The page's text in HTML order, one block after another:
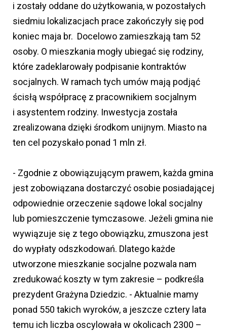
i zostały oddane do użytkowania, w pozostałych
siedmiu lokalizacjach prace zakończyły się pod
koniec maja br. Docelowo zamieszkają tam 52
osoby. O mieszkania mogły ubiegać się rodziny,
które zadeklarowały podpisanie kontraktów
socjalnych. W ramach tych umów mają podjąć
ścisłą współpracę z pracownikiem socjalnym
i asystentem rodziny. Inwestycja została
zrealizowana dzięki środkom unijnym. Miasto na
ten cel pozyskało ponad 1 mln zł.
- Zgodnie z obowiązującym prawem, każda gmina
jest zobowiązana dostarczyć osobie posiadającej
odpowiednie orzeczenie sądowe lokal socjalny
lub pomieszczenie tymczasowe. Jeżeli gmina nie
wywiązuje się z tego obowiązku, zmuszona jest
do wypłaty odszkodowań. Dlatego każde
utworzone mieszkanie socjalne pozwala nam
zredukować koszty w tym zakresie – podkreśla
prezydent Grażyna Dziedzic. - Aktualnie mamy
ponad 550 takich wyroków, a jeszcze cztery lata
temu ich liczba oscylowała w okolicach 2300 –